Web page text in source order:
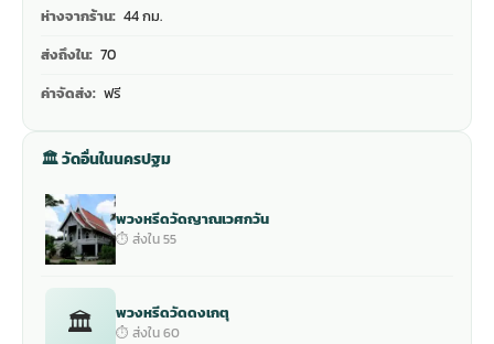
ห่างจากร้าน: 44 กม.
ส่งถึงใน: 70
ค่าจัดส่ง: ฟรี
🏛 วัดอื่นในนครปฐม
พวงหรีดวัดญาณเวศกวัน
⏱ ส่งใน 55
🏛 พวงหรีดวัดดงเกตุ
⏱ ส่งใน 60